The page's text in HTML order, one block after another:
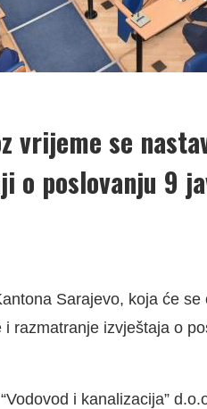
vrijeme se
o poslovanju 9
Sarajevo, koja će
razmatranje izvještaja o
i kanalizacija”